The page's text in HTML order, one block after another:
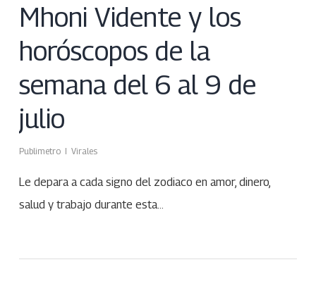
Mhoni Vidente y los
horóscopos de la
semana del 6 al 9 de
julio
Publimetro Virales
Le depara a cada signo del zodiaco en amor, dinero,
salud y trabajo durante esta…